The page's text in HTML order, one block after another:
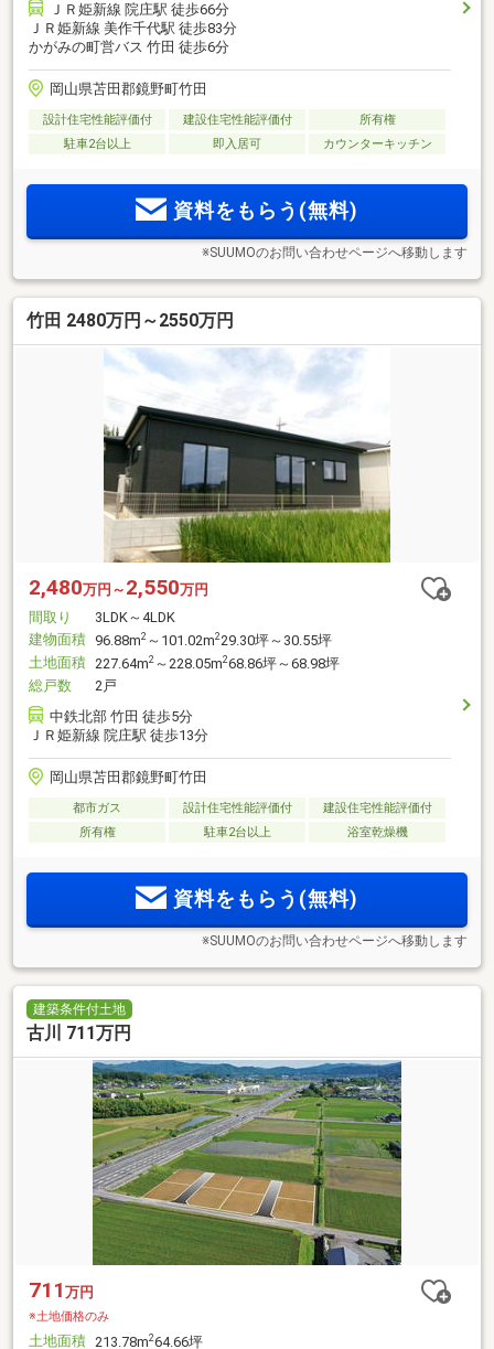
ＪＲ姫新線 院庄駅 徒歩66分
ＪＲ姫新線 美作千代駅 徒歩83分
かがみの町営バス 竹田 徒歩6分
岡山県苫田郡鏡野町竹田
設計住宅性能評価付 建設住宅性能評価付
所有権
駐車2台以上
即入居可 カウンターキッチン
資料をもらう(無料)
※SUUMOのお問い合わせページへ移動します
竹田 2480万円～2550万円
2,480万円～ 2,550万円
間取り
3LDK～4LDK
建物面積 96.88m2 ～101.02m229.30坪～30.55坪
土地面積 227.64m2 ～228.05m268.86坪～68.98坪
総戸数
2戸
中鉄北部 竹田 徒歩5分
ＪＲ姫新線 院庄駅 徒歩13分
岡山県苫田郡鏡野町竹田
都市ガス 設計住宅性能評価付
建設住宅性能評価付
所有権
駐車2台以上 浴室乾燥機
資料をもらう(無料)
※SUUMOのお問い合わせページへ移動します
建築条件付土地
古川 711万円
711 万円
※土地価格のみ
土地面積 213.78m264.66坪